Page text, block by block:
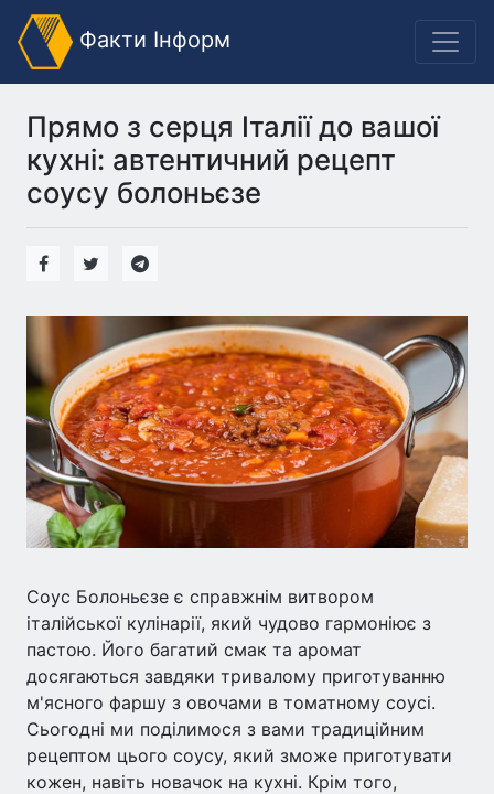
Факти Інформ
Прямо з серця Італії до вашої
кухні: автентичний рецепт
соусу болоньєзе
Соус Болоньєзе є справжнім витвором
італійської кулінарії, який чудово гармоніює з
пастою. Його багатий смак та аромат
досягаються завдяки тривалому приготуванню
м'ясного фаршу з овочами в томатному соусі.
Сьогодні ми поділимося з вами традиційним
рецептом цього соусу, який зможе приготувати
кожен, навіть новачок на кухні. Крім того,